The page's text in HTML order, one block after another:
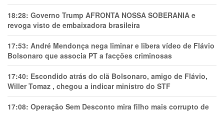
18:28: Governo Trump AFRONTA NOSSA SOBERANIA e
revoga visto de embaixadora brasileira
17:53: André Mendonça nega liminar e libera vídeo de Flávio
Bolsonaro que associa PT a facções criminosas
17:40: Escondido atrás do clã Bolsonaro, amigo de Flávio,
Willer Tomaz , chegou a indicar ministro do STF
17:08: Operação Sem Desconto mira filho mais corrupto de